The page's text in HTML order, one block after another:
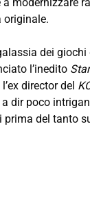
originale.
dei
l’inedito
director del
dir poco
del tanto